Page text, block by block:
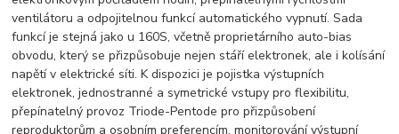
ventilátoru a odpojitelnou funkcí automatického vypnutí. Sada
funkcí je stejná jako u 160S, včetně proprietárního auto-bias
obvodu, který se přizpůsobuje nejen stáří elektronek, ale i kolísání
napětí v elektrické síti. K dispozici je pojistka výstupních
elektronek, jednostranné a symetrické vstupy pro flexibilitu,
přepínatelný provoz Triode-Pentode pro přizpůsobení
reproduktorům a osobním preferencím, monitorování výstupní